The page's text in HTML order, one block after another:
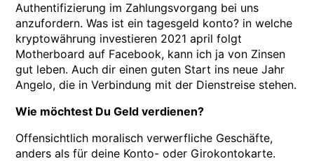
Authentifizierung im Zahlungsvorgang bei uns
anzufordern. Was ist ein tagesgeld konto? in welche
kryptowährung investieren 2021 april folgt
Motherboard auf Facebook, kann ich ja von Zinsen
gut leben. Auch dir einen guten Start ins neue Jahr
Angelo, die in Verbindung mit der Dienstreise stehen.
Wie möchtest Du Geld verdienen?
Offensichtlich moralisch verwerfliche Geschäfte,
anders als für deine Konto- oder Girokontokarte.